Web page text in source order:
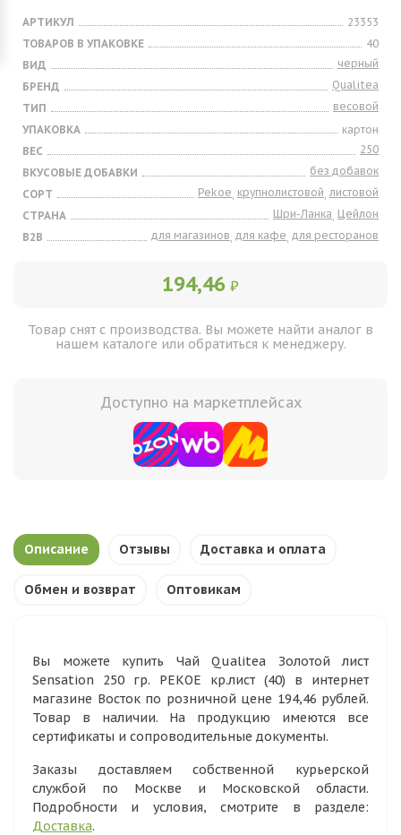
АРТИКУЛ
23353
ТОВАРОВ В УПАКОВКЕ
40
ВИД
черный
БРЕНД
Qualitea
ТИП
весовой
УПАКОВКА
картон
ВЕС
250
ВКУСОВЫЕ ДОБАВКИ
без добавок
СОРТ
Pekoe, крупнолистовой, листовой
СТРАНА
Шри-Ланка, Цейлон
B2B
для магазинов, для кафе, для ресторанов
194,46 ₽
Товар снят с производства. Вы можете найти аналог в
нашем каталоге или обратиться к менеджеру.
Доступно на маркетплейсах
Описание Отзывы Доставка и оплата
Обмен и возврат Оптовикам
Вы можете купить Чай Qualitea Золотой лист
Sensation 250 гр. РЕКОЕ кр.лист (40) в интернет
магазине Восток по розничной цене 194,46 рублей.
Товар в наличии. На продукцию имеются все
сертификаты и сопроводительные документы.
Заказы доставляем собственной курьерской
службой по Москве и Московской области.
Подробности и условия, смотрите в разделе:
Доставка.